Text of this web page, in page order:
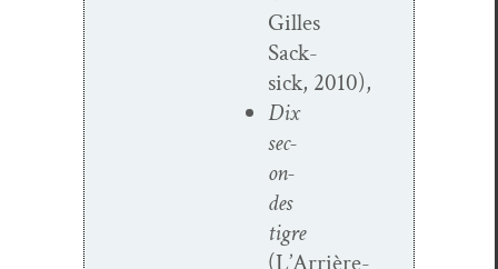
Gilles
Sack­
sick, 2010),
Dix
sec­
on­
des
tigre
(L’Arrière-